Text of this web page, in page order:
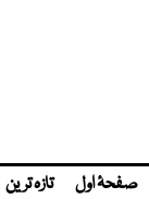
صفحۂ اول تازہ ترین